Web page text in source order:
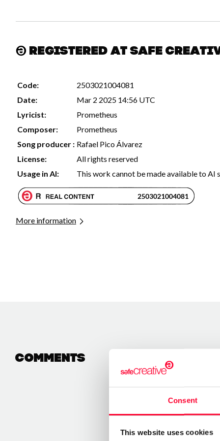
Consent
This website uses cookies
Registered at Safe
Code:
2503021004081
Date:
Mar 2 2025 14:56 UTC
Lyricist:
Prometheus
Composer:
Prometheus
Song producer : Rafael Pico Álvarez
License:
All rights reserved
Usage in AI:
This work cannot be made available to AI
More information
Comments